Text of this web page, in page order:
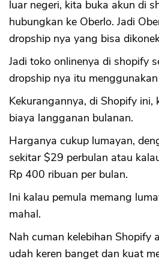
luar negeri, kita buka akun di
hubungkan ke Oberlo. Jadi
dropship nya yang bisa
Jadi toko onlinenya di shopify
dropship nya itu
Kekurangannya, di Shopify ini,
biaya langganan bulanan.
Harganya cukup lumayan,
sekitar $29 perbulan atau
Rp 400 ribuan per bulan.
Ini kalau pemula memang
mahal.
Nah cuman kelebihan Shopify
udah keren banget dan kuat